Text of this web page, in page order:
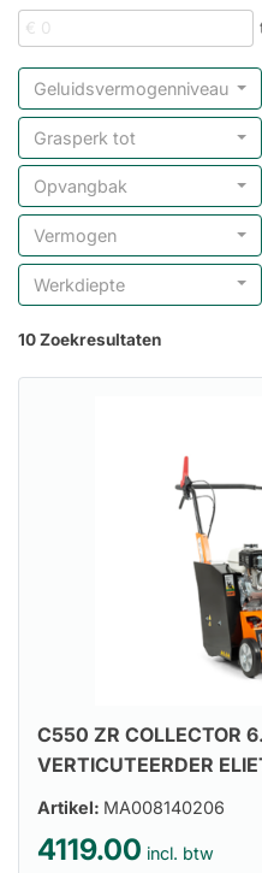
Geluidsvermogenniveau
Grasperk tot
Opvangbak
Vermogen
Werkdiepte
10 Zoekresultaten
C550 ZR COLLECTOR
VERTICUTEERDER
Artikel: MA008140206
4119.00 incl. btw